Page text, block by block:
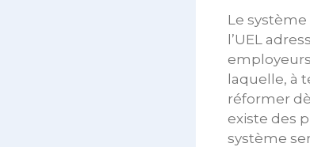
Le
l’UEL
laquelle, à
réformer
existe des
système